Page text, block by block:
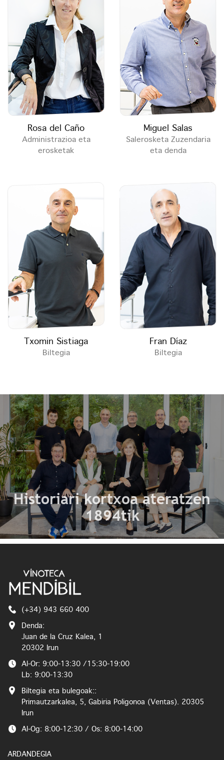
Rosa del Caño
Administrazioa eta
erosketak
Miguel Salas
Salerosketa Zuzendaria
eta denda
Txomin Sistiaga
Biltegia
Fran Díaz
Biltegia
Historiari kortxoa ateratzen
1894tik
(+34) 943 660 400
Denda:
Juan de la Cruz Kalea, 1
20302 Irun
Al-Or: 9:00-13:30 /15:30-19:00
Lb: 9:00-13:30
Biltegia eta bulegoak::
Primautzarkalea, 5, Gabiria Poligonoa (Ventas). 20305
Irun
Al-Og: 8:00-12:30 / Os: 8:00-14:00
ARDANDEGIA